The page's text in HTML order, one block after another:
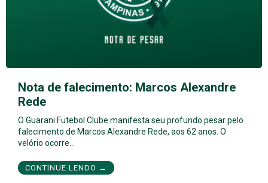
Nota de falecimento: Marcos Alexandre
Rede
O Guarani Futebol Clube manifesta seu profundo pesar pelo
falecimento de Marcos Alexandre Rede, aos 62 anos. O
velório ocorre…
CONTINUE LENDO →